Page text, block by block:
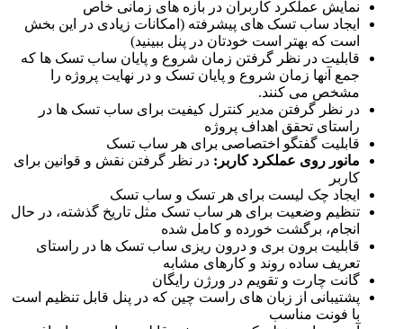
نمایش عملکرد کاربران در بازه های زمانی خاص
ایجاد ساب تسک های پیشرفته (امکانات زیادی در این بخش
است که بهتر است خودتان در پنل ببینید)
قابلیت در نظر گرفتن زمان شروع و پایان ساب تسک ها که
جمع آنها زمان شروع و پایان تسک و در نهایت پروژه را
مشخص می کنند.
در نظر گرفتن مدیر کنترل کیفیت برای ساب تسک ها در
راستای تحقق اهداف پروژه
قابلیت گفتگو اختصاصی برای هر ساب تسک
مانور روی عملکرد کاربر:در نظر گرفتن نقش و قوانین برای
کاربر
ایجاد چک لیست برای هر تسک و ساب تسک
تنظیم وضعیت برای هر ساب تسک مثل تاریخ گذشته، در حال
انجام، برگشت خورده و کامل شده
قابلیت برون بری و درون ریزی ساب تسک ها در راستای
تعریف ساده روند و کارهای مشابه
گانت چارت و تقویم در ورژن رایگان
پشتیبانی از زبان های راست چین که در پنل قابل تنظیم است
با فونت مناسب